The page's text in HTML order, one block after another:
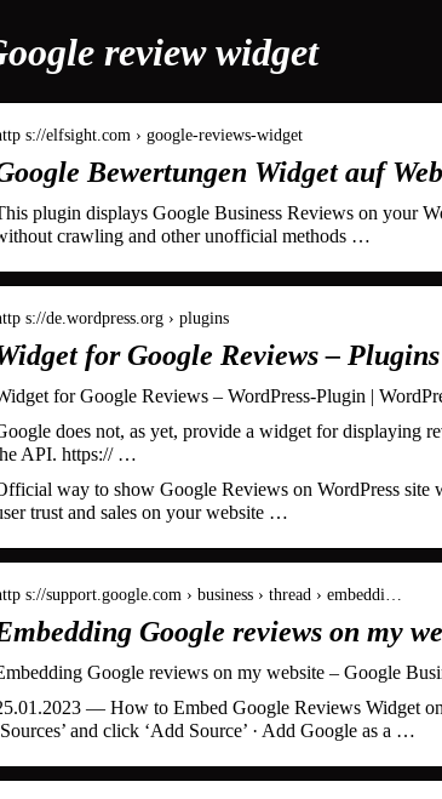
review widget
s://elfsight.com › google-reviews-widget
Bewertungen Widget auf
plugin displays Google Business Reviews on your
crawling and other unofficial methods …
s://de.wordpress.org › plugins
for Google Reviews –
for Google Reviews – WordPress-Plugin |
does not, as yet, provide a widget for displaying
API. https:// …
way to show Google Reviews on WordPress
trust and sales on your website …
s://support.google.com › business › thread › embeddi…
Google reviews on my
Google reviews on my website – Google
— How to Embed Google Reviews Widget
and click ‘Add Source’ · Add Google as a …